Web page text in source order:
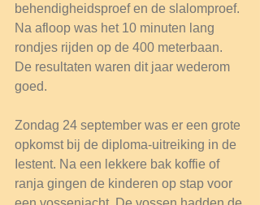
behendigheidsproef en de slalomproef.
Na afloop was het 10 minuten lang
rondjes rijden op de 400 meterbaan.
De resultaten waren dit jaar wederom
goed.
Zondag 24 september was er een grote
opkomst bij de diploma-uitreiking in de
Iestent. Na een lekkere bak koffie of
ranja gingen de kinderen op stap voor